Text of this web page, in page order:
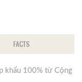
FACTS
khẩu 100% từ Cộng